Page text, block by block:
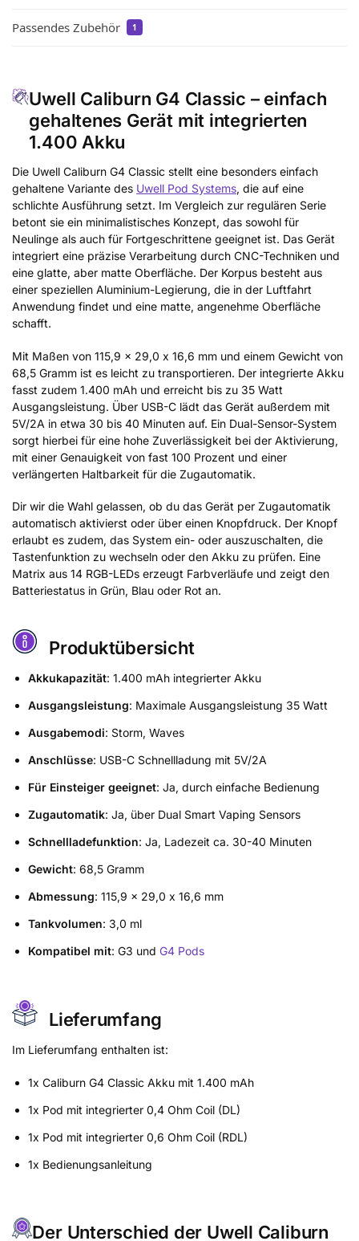
Passendes Zubehör 1
Uwell Caliburn G4 Classic – einfach
gehaltenes Gerät mit integrierten
1.400 Akku
Die Uwell Caliburn G4 Classic stellt eine besonders einfach
gehaltene Variante des Uwell Pod Systems, die auf eine
schlichte Ausführung setzt. Im Vergleich zur regulären Serie
betont sie ein minimalistisches Konzept, das sowohl für
Neulinge als auch für Fortgeschrittene geeignet ist. Das Gerät
integriert eine präzise Verarbeitung durch CNC-Techniken und
eine glatte, aber matte Oberfläche. Der Korpus besteht aus
einer speziellen Aluminium-Legierung, die in der Luftfahrt
Anwendung findet und eine matte, angenehme Oberfläche
schafft.
Mit Maßen von 115,9 x 29,0 x 16,6 mm und einem Gewicht von
68,5 Gramm ist es leicht zu transportieren. Der integrierte Akku
fasst zudem 1.400 mAh und erreicht bis zu 35 Watt
Ausgangsleistung. Über USB-C lädt das Gerät außerdem mit
5V/2A in etwa 30 bis 40 Minuten auf. Ein Dual-Sensor-System
sorgt hierbei für eine hohe Zuverlässigkeit bei der Aktivierung,
mit einer Genauigkeit von fast 100 Prozent und einer
verlängerten Haltbarkeit für die Zugautomatik.
Dir wir die Wahl gelassen, ob du das Gerät per Zugautomatik
automatisch aktivierst oder über einen Knopfdruck. Der Knopf
erlaubt es zudem, das System ein- oder auszuschalten, die
Tastenfunktion zu wechseln oder den Akku zu prüfen. Eine
Matrix aus 14 RGB-LEDs erzeugt Farbverläufe und zeigt den
Batteriestatus in Grün, Blau oder Rot an.
Produktübersicht
Akkukapazität: 1.400 mAh integrierter Akku
Ausgangsleistung: Maximale Ausgangsleistung 35 Watt
Ausgabemodi: Storm, Waves
Anschlüsse: USB-C Schnellladung mit 5V/2A
Für Einsteiger geeignet: Ja, durch einfache Bedienung
Zugautomatik: Ja, über Dual Smart Vaping Sensors
Schnellladefunktion: Ja, Ladezeit ca. 30-40 Minuten
Gewicht: 68,5 Gramm
Abmessung: 115,9 x 29,0 x 16,6 mm
Tankvolumen: 3,0 ml
Kompatibel mit: G3 und G4 Pods
Lieferumfang
Im Lieferumfang enthalten ist:
1x Caliburn G4 Classic Akku mit 1.400 mAh
1x Pod mit integrierter 0,4 Ohm Coil (DL)
1x Pod mit integrierter 0,6 Ohm Coil (RDL)
1x Bedienungsanleitung
Der Unterschied der Uwell Caliburn